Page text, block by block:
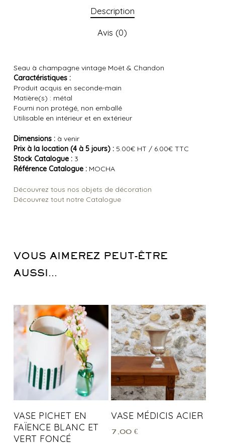
Description
Avis (0)
Seau à champagne vintage Moët & Chandon
Caractéristiques :
Produit acquis en seconde-main
Matière(s) : métal
Fourni non protégé, non emballé
Utilisable en intérieur et en extérieur
Dimensions :à venir
Prix à la location (4 à 5 jours) :5.00€ HT / 6.00€ TTC
Stock Catalogue :3
Référence Catalogue :MOCHA
Découvrez tous nos objets de décoration
Découvrez tout notre Catalogue
VOUS AIMEREZ PEUT-ÊTRE
AUSSI…
VASE PICHET EN
FAÏENCE BLANC ET
VERT FONCÉ
VASE MÉDICIS ACIER
7,00€